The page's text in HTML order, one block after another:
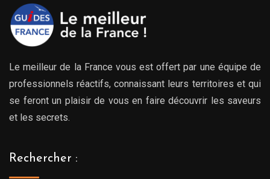
Le meilleur de la France vous est offert par une équipe de
professionnels réactifs, connaissant leurs territoires et qui
se feront un plaisir de vous en faire découvrir les saveurs
et les secrets.
Rechercher :